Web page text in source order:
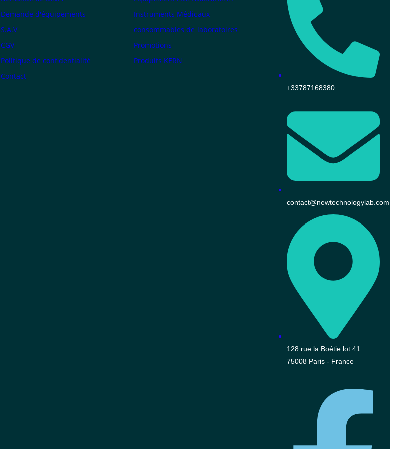
Demande d'équipements
S.A.V
CGV
Politique de confidentialité
Contact
Instruments Médicaux
consommables de laboratoires
Promotions
Produits KERN
+33787168380
contact@newtechnologylab.com
128 rue la Boétie lot 41
75008 Paris - France